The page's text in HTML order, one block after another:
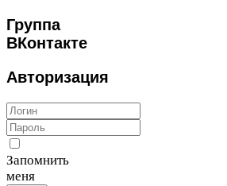
Группа
ВКонтакте
Авторизация
Запомнить
меня